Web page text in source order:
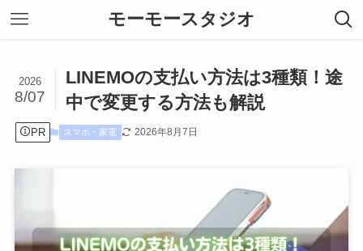
モーモースタジオ
LINEMOの支払い方法は3種類！途
中で変更する方法も解説
2026
8/07
PR スマホ・家電 2026年8月7日